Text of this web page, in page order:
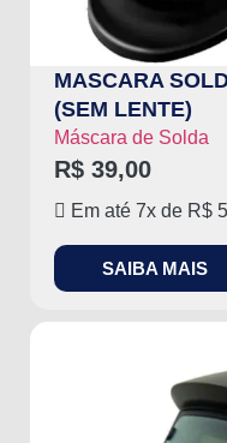
MASCARA
(SEM LENTE)
Máscara de Solda
R$ 39,00
Em até 7x de R$
SAIBA MAIS